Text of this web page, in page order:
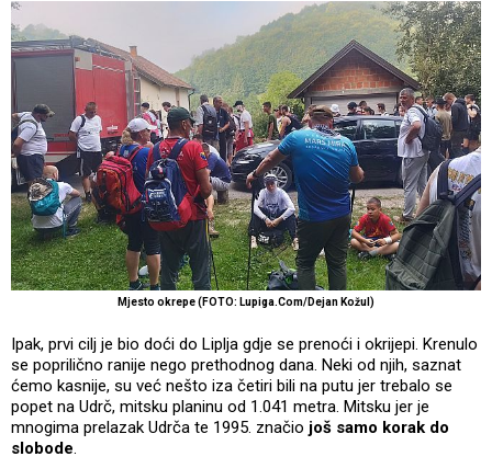
Mjesto okrepe (FOTO: Lupiga.Com/Dejan Kožul)
Ipak, prvi cilj je bio doći do Liplja gdje se prenoći i okrijepi. Krenulo
se poprilično ranije nego prethodnog dana. Neki od njih, saznat
ćemo kasnije, su već nešto iza četiri bili na putu jer trebalo se
popet na Udrč, mitsku planinu od 1.041 metra. Mitsku jer je
mnogima prelazak Udrča te 1995. značio još samo korak do
slobode.